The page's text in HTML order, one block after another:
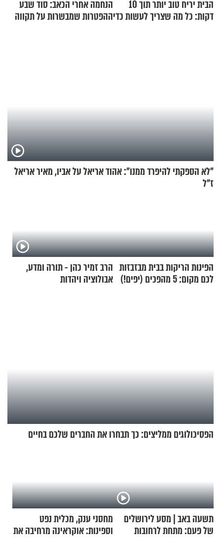
הבית יריח טוב יותר תוך 10
דקות: כל מה שצריך לעשות כדי
הנחמה אחרי הכאב: סוד שבע
ההפטרות שמבשרות על תקווה
"לא הספקתי להיפרד ממנו": אהוד אריאל על אביו, מאיר אריאל
ז"ל
הפינות הריקות בבית מבזבזות
לכם מקום: 5 מהפכים (יפים!)
הרב זמיר כהן - תורה ומדע,
אבולוציה ויהדות
הפסיכולוגים ממליצים: כך תבחרו את החברים שלכם בחיים
תשעה באב | מסע לירושלים
של פעם: מתחת לרחובות
מחסני ענק, מכלית נפט
וספינות: אוקראינה מרחיבה את